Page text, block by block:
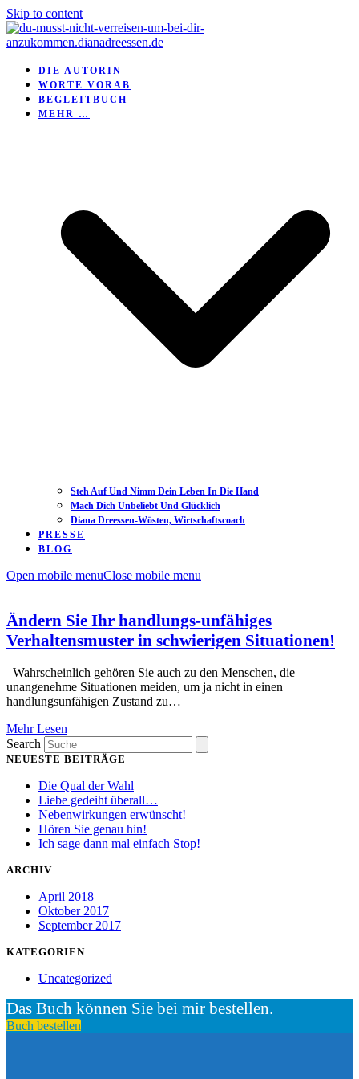
Skip to content
DIE AUTORIN
WORTE VORAB
BEGLEITBUCH
MEHR …
Steh Auf Und Nimm Dein Leben In Die Hand
Mach Dich Unbeliebt Und Glücklich
Diana Dreessen-Wösten, Wirtschaftscoach
PRESSE
BLOG
Open mobile menuClose mobile menu
Ändern Sie Ihr handlungs-unfähiges
Verhaltensmuster in schwierigen Situationen!
Wahrscheinlich gehören Sie auch zu den Menschen, die
unangenehme Situationen meiden, um ja nicht in einen
handlungsunfähigen Zustand zu…
Mehr Lesen
Search
NEUESTE BEITRÄGE
Die Qual der Wahl
Liebe gedeiht überall…
Nebenwirkungen erwünscht!
Hören Sie genau hin!
Ich sage dann mal einfach Stop!
ARCHIV
April 2018
Oktober 2017
September 2017
KATEGORIEN
Uncategorized
Das Buch können Sie bei mir bestellen.
Buch bestellen